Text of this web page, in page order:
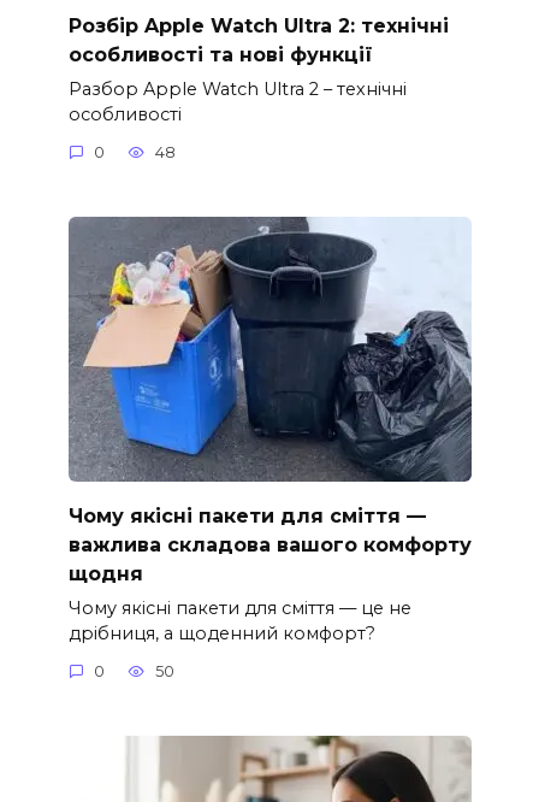
Розбір Apple Watch Ultra 2: технічні
особливості та нові функції
Разбор Apple Watch Ultra 2 – технічні
особливості
0 48
Чому якісні пакети для сміття —
важлива складова вашого комфорту
щодня
Чому якісні пакети для сміття — це не
дрібниця, а щоденний комфорт?
0 50